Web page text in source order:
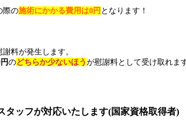
際の施術にかかる費用は0円 となります！
料が発生します。
のどちらか少ないほう が慰謝料として受け取れます
ッフが対応いたします(国家資格取得者)